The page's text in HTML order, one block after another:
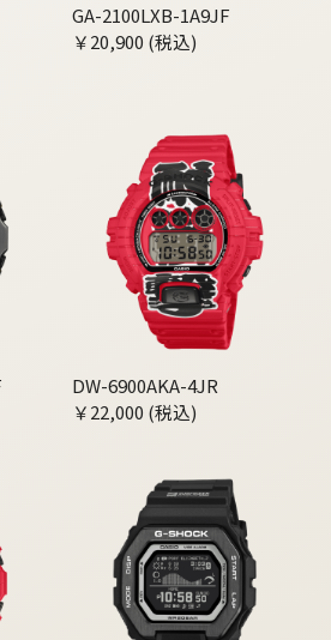
GA-2100LXB-1A9JF
￥20,900 (税込)
DW-6900AKA-4JR
￥22,000 (税込)